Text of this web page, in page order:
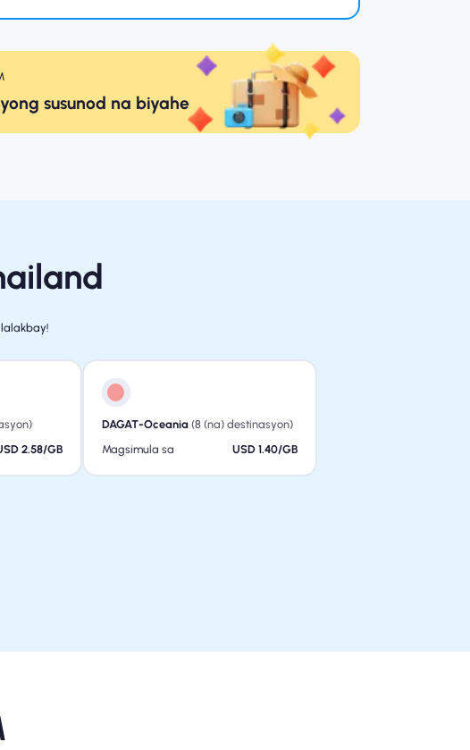
susunod na biyahe
2.58/GB
DAGAT-Oceania(8 (na) destinasyon)
Magsimula sa
USD 1.40/GB